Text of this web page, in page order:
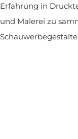
Erfahrung in
und Malerei zu